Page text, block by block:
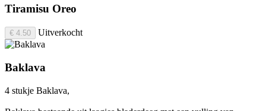
Tiramisu Oreo
€ 4.50 Uitverkocht
Baklava
4 stukje Baklava,